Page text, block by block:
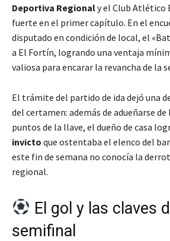
Deportiva Regionaly el Club Atlético
fuerte en el primer capítulo. En el
disputado en condición de local, el
a El Fortín, logrando una ventaja
valiosa para encarar la revancha de la
El trámite del partido de ida dejó una
del certamen: además de adueñarse
puntos de la llave, el dueño de casa
invicto que ostentaba el elenco del
este fin de semana no conocía la
regional.
El gol y las claves
semifinal